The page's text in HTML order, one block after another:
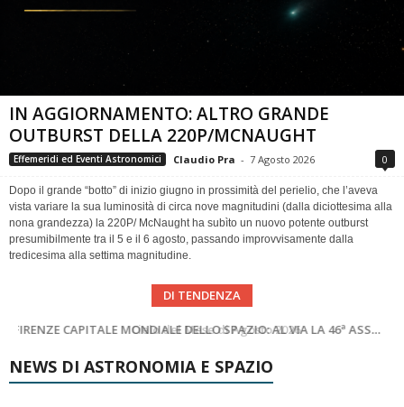
IN AGGIORNAMENTO: ALTRO GRANDE
OUTBURST DELLA 220P/MCNAUGHT
Effemeridi ed Eventi Astronomici Claudio Pra - 7 Agosto 2026 0
Dopo il grande “botto” di inizio giugno in prossimità del perielio, che l’aveva
vista variare la sua luminosità di circa nove magnitudini (dalla diciottesima alla
nona grandezza) la 220P/ McNaught ha subìto un nuovo potente outburst
presumibilmente tra il 5 e il 6 agosto, passando improvvisamente dalla
tredicesima alla settima magnitudine.
DI TENDENZA
Cielo del Mese di Agosto 2026
SUPERNOVAE aggiornamenti del mese – Agosto 2026
NEWS DI ASTRONOMIA E SPAZIO